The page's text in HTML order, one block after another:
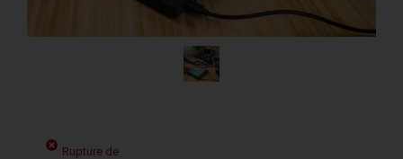
Rupture de